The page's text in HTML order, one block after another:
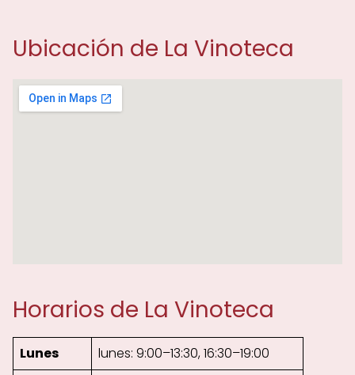
Ubicación de La Vinoteca
Horarios de La Vinoteca
Lunes
lunes: 9:00–13:30, 16:30–19:00